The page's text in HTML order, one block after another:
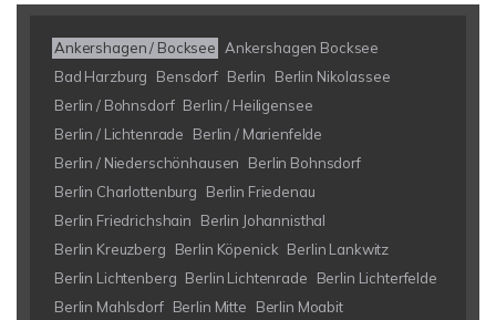
Ankershagen / Bocksee
Ankershagen Bocksee
Bad Harzburg
Bensdorf Berlin
Berlin Nikolassee
Berlin / Bohnsdorf Berlin / Heiligensee
Berlin / Lichtenrade
Berlin / Marienfelde
Berlin / Niederschönhausen
Berlin Bohnsdorf
Berlin Charlottenburg
Berlin Friedenau
Berlin Friedrichshain
Berlin Johannisthal
Berlin Kreuzberg
Berlin Köpenick Berlin Lankwitz
Berlin Lichtenberg Berlin Lichtenrade
Berlin Lichterfelde
Berlin Mahlsdorf Berlin Mitte
Berlin Moabit